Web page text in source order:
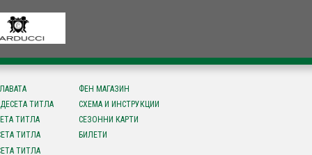
ТИТЛА
ТИТЛА
ТИТЛА
ТИТЛА
ФЕН МАГАЗИН
СХЕМА И ИНСТРУКЦИИ
СЕЗОННИ КАРТИ
БИЛЕТИ